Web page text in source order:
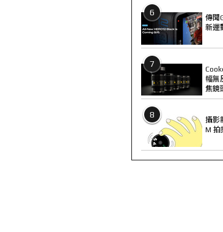
6
傳聞
新運
7
幅無
焦鏡
8
攝影
M 拍